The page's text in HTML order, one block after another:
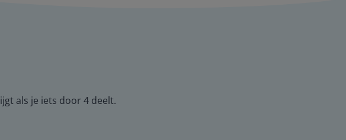
als je iets door 4 deelt.